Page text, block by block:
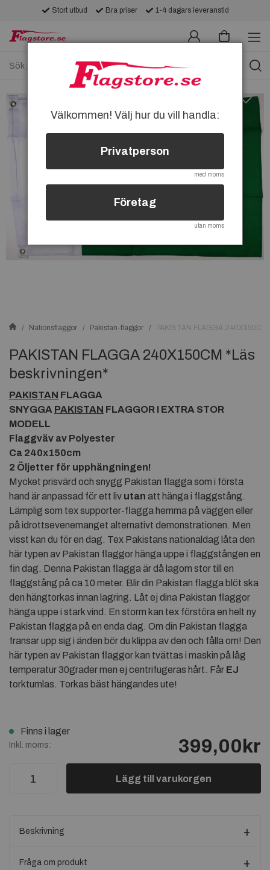
Stort utbud Bra priser 1-4 dagars leveranstid
Nationsflaggor Pakistan-flaggor PAKISTAN FLAGGA
PAKISTAN FLAGGA 240X150CM *Läs
beskrivningen*
PAKISTAN FLAGGA
SNYGGA PAKISTAN FLAGGOR I EXTRA STOR
MODELL
Flaggväv av Polyester
Ca 240x150cm
2 Öljetter för upphängningen!
Mycket prisvärd och snygg Pakistan flagga som i första
hand är anpassad för ett liv utan att hänga i flaggstång.
Lämplig som tex supporter-flagga hemma på väggen eller
på idrottsevenemanget alternativt demonstrationen. Men
visst kan du för en dag. Tex Pakistans nationaldag låta den
här typen av Pakistan flaggor hänga uppe i flaggstången en
fin dag. Denna Pakistan flagga är då lagom stor till en
flaggstång på ca 10 meter. Blir din Pakistan flagga blöt ska
den hängtorkas innan lagring. Låt ej dina Pakistan flaggor
hänga uppe i stark vind. En storm kan tex förstöra en helt ny
Pakistan flagga på en enda dag. Om din Pakistan flagga
fransar upp sig i änden bör du klippa av den och fålla om! Den
här typen av Pakistan flaggor kan tvättas i maskin på låg
temperatur 30grader men ej centrifugeras hårt. Får EJ
torktumlas. Torkas bäst hängandes ute!
Finns i lager
Inkl. moms: 399,00kr
Lägg till varukorgen
Beskrivning
Fråga om produkt
Välkommen! Välj hur du vill handla:
Privatperson
med moms
Företag
utan moms